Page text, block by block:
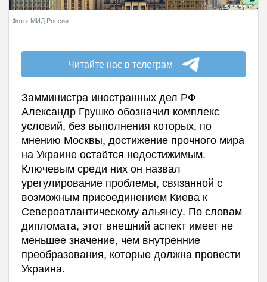
Фото: МИД России
Читайте нас в телеграм
Замминистра иностранных дел РФ
Александр Грушко обозначил комплекс
условий, без выполнения которых, по
мнению Москвы, достижение прочного мира
на Украине остаётся недостижимым.
Ключевым среди них он назвал
урегулирование проблемы, связанной с
возможным присоединением Киева к
Североатлантическому альянсу. По словам
дипломата, этот внешний аспект имеет не
меньшее значение, чем внутренние
преобразования, которые должна провести
Украина.